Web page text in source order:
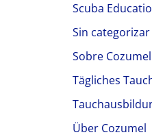
Scuba
Sin categorizar
Sobre Cozumel
Tägliches
Über Cozumel